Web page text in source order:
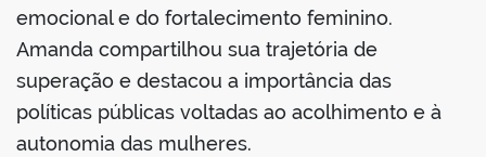
emocional e do fortalecimento feminino.
Amanda compartilhou sua trajetória de
superação e destacou a importância das
políticas públicas voltadas ao acolhimento e à
autonomia das mulheres.